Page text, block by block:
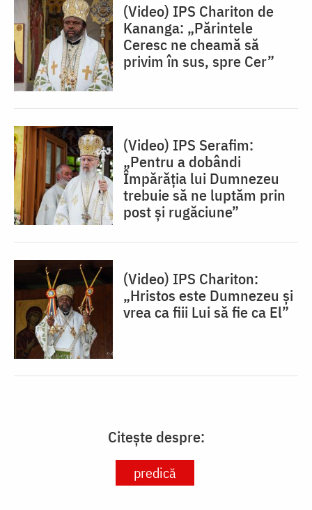
(Video) IPS Chariton de
Kananga: „Părintele
Ceresc ne cheamă să
privim în sus, spre Cer”
(Video) IPS Serafim:
„Pentru a dobândi
Împărăția lui Dumnezeu
trebuie să ne luptăm prin
post și rugăciune”
(Video) IPS Chariton:
„Hristos este Dumnezeu și
vrea ca fiii Lui să fie ca El”
Citește despre:
predică